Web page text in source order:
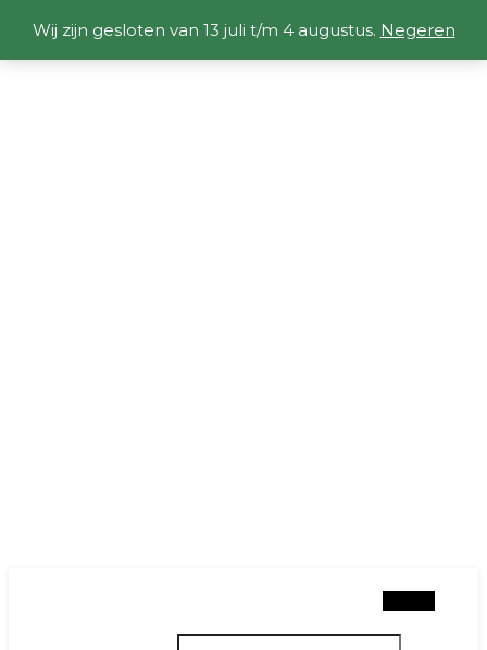
Wij zijn gesloten van 13 juli t/m 4 augustus. Negeren